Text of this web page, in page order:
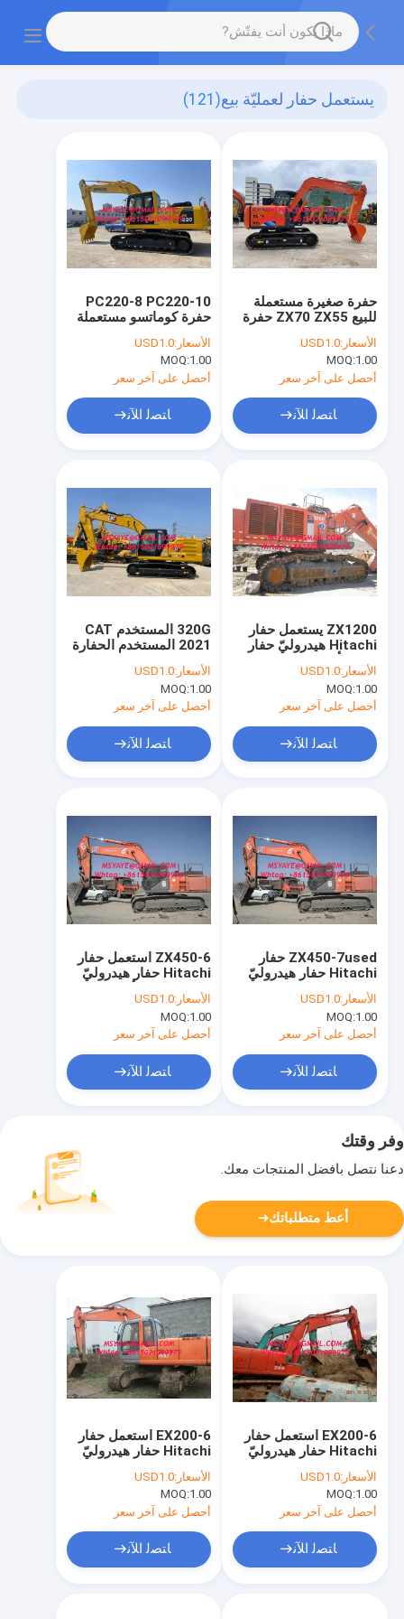
يستعمل حفار لعمليّة بيع(121)
PC220-8 PC220-10
حفرة كوماتسو مستعملة
حفرة كوماتسو هيدروليكية
تشيلي حفرة بيرو
الأسعار:USD1.0
MOQ:1.00
أحصل على آخر سعر
ﺎﺘﺼﻟ ﺍﻶﻧ
حفرة صغيرة مستعملة
للبيع ZX70 ZX55 حفرة
مستعملة للبيع حفرة
هيتاشي مستعملة
الأسعار:USD1.0
MOQ:1.00
أحصل على آخر سعر
ﺎﺘﺼﻟ ﺍﻶﻧ
320G المستخدم CAT
2021 المستخدم الحفارة
المصغرة معدات البناء
330GC المستخدمة
kubota الحفارة
المصغرة
الأسعار:USD1.0
MOQ:1.00
أحصل على آخر سعر
ﺎﺘﺼﻟ ﺍﻶﻧ
ZX1200 يستعمل حفار
Hitachi هيدروليّ حفار
بربادوس
{capit}cayman g
الأسعار:USD1.0
MOQ:1.00
أحصل على آخر سعر
ﺎﺘﺼﻟ ﺍﻶﻧ
ZX450-6 استعمل حفار
Hitachi حفار هيدروليّ
إكوادور
الأسعار:USD1.0
MOQ:1.00
أحصل على آخر سعر
ﺎﺘﺼﻟ ﺍﻶﻧ
ZX450-7used حفار
Hitachi حفار هيدروليّ
بيرو سورينام
الأسعار:USD1.0
MOQ:1.00
أحصل على آخر سعر
ﺎﺘﺼﻟ ﺍﻶﻧ
وفر وقتك
دعنا نتصل بأفضل المنتجات معك.
أعط متطلباتك
EX200-6 استعمل حفار
Hitachi حفار هيدروليّ
مع مطرق 2003
الأسعار:USD1.0
MOQ:1.00
أحصل على آخر سعر
ﺎﺘﺼﻟ ﺍﻶﻧ
EX200-6 استعمل حفار
Hitachi حفار هيدروليّ
مع رافعة مطرق
الأسعار:USD1.0
MOQ:1.00
أحصل على آخر سعر
ﺎﺘﺼﻟ ﺍﻶﻧ